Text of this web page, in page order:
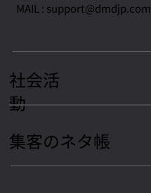
MAIL : support@dmdjp.com
社会活
動
集客のネタ帳